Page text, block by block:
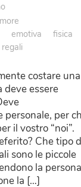
emotiva
fisica
regali
costare una
essere
personale, per
il vostro “noi”.
Che tipo
sono le piccole
la persona
la […]